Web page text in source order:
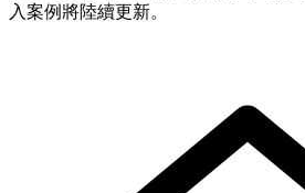
入案例將陸續更新。